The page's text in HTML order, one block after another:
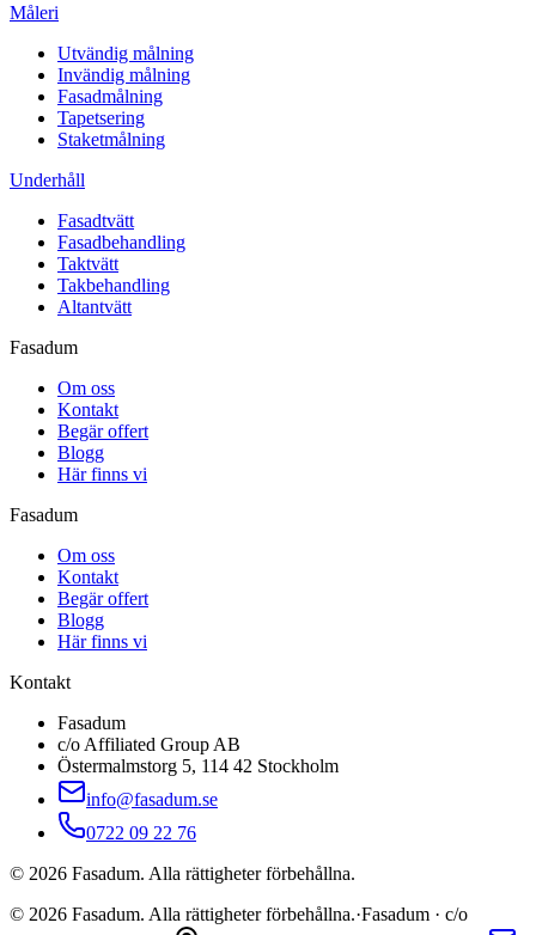
Måleri
Utvändig målning
Invändig målning
Fasadmålning
Tapetsering
Staketmålning
Underhåll
Fasadtvätt
Fasadbehandling
Taktvätt
Takbehandling
Altantvätt
Fasadum
Om oss
Kontakt
Begär offert
Blogg
Här finns vi
Fasadum
Om oss
Kontakt
Begär offert
Blogg
Här finns vi
Kontakt
Fasadum
c/o Affiliated Group AB
Östermalmstorg 5, 114 42 Stockholm
info@fasadum.se
0722 09 22 76
© 2026 Fasadum. Alla rättigheter förbehållna.
© 2026 Fasadum. Alla rättigheter förbehållna.·Fasadum · c/o